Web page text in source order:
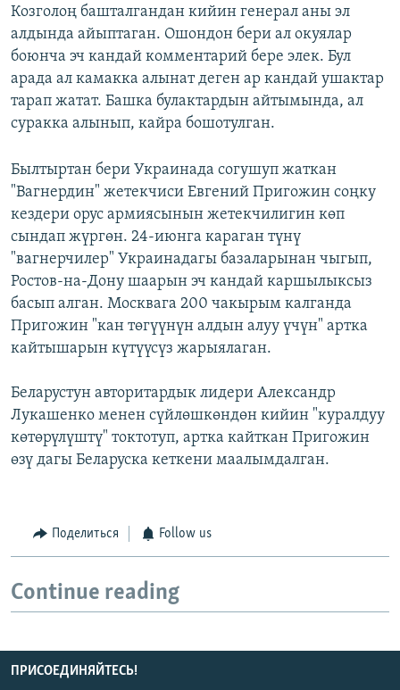
Козголоң башталгандан кийин генерал аны эл
алдында айыптаган. Ошондон бери ал окуялар
боюнча эч кандай комментарий бере элек. Бул
арада ал камакка алынат деген ар кандай ушактар
тарап жатат. Башка булактардын айтымында, ал
суракка алынып, кайра бошотулган.
Былтыртан бери Украинада согушуп жаткан
"Вагнердин" жетекчиси Евгений Пригожин соңку
кездери орус армиясынын жетекчилигин көп
сындап жүргөн. 24-июнга караган түнү
"вагнерчилер" Украинадагы базаларынан чыгып,
Ростов-на-Дону шаарын эч кандай каршылыксыз
басып алган. Москвага 200 чакырым калганда
Пригожин "кан төгүүнүн алдын алуу үчүн" артка
кайтышарын күтүүсүз жарыялаган.
Беларустун авторитардык лидери Александр
Лукашенко менен сүйлөшкөндөн кийин "куралдуу
көтөрүлүштү" токтотуп, артка кайткан Пригожин
өзү дагы Беларуска кеткени маалымдалган.
Поделиться Follow us
Continue reading
ПРИСОЕДИНЯЙТЕСЬ!